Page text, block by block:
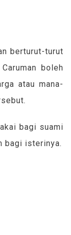
berturut-turut
boleh
atau mana-
bagi suami
bagi isterinya.